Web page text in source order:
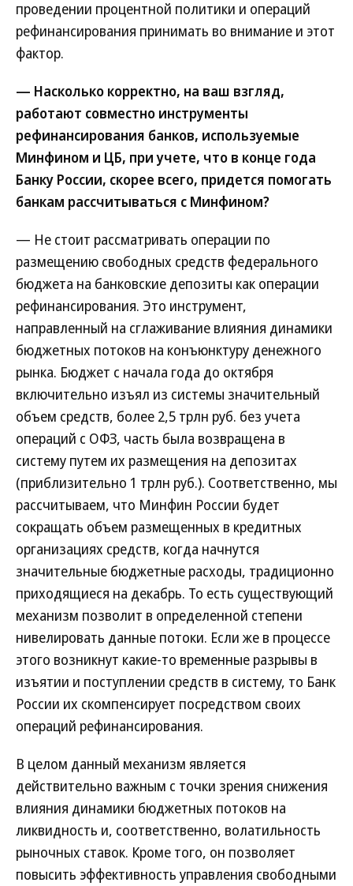
проведении процентной политики и операций
рефинансирования принимать во внимание и этот
фактор.
— Насколько корректно, на ваш взгляд,
работают совместно инструменты
рефинансирования банков, используемые
Минфином и ЦБ, при учете, что в конце года
Банку России, скорее всего, придется помогать
банкам рассчитываться с Минфином?
— Не стоит рассматривать операции по
размещению свободных средств федерального
бюджета на банковские депозиты как операции
рефинансирования. Это инструмент,
направленный на сглаживание влияния динамики
бюджетных потоков на конъюнктуру денежного
рынка. Бюджет с начала года до октября
включительно изъял из системы значительный
объем средств, более 2,5 трлн руб. без учета
операций с ОФЗ, часть была возвращена в
систему путем их размещения на депозитах
(приблизительно 1 трлн руб.). Соответственно, мы
рассчитываем, что Минфин России будет
сокращать объем размещенных в кредитных
организациях средств, когда начнутся
значительные бюджетные расходы, традиционно
приходящиеся на декабрь. То есть существующий
механизм позволит в определенной степени
нивелировать данные потоки. Если же в процессе
этого возникнут какие-то временные разрывы в
изъятии и поступлении средств в систему, то Банк
России их скомпенсирует посредством своих
операций рефинансирования.
В целом данный механизм является
действительно важным с точки зрения снижения
влияния динамики бюджетных потоков на
ликвидность и, соответственно, волатильность
рыночных ставок. Кроме того, он позволяет
повысить эффективность управления свободными